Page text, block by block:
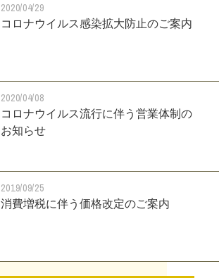
2020/04/29
コロナウイルス感染拡大防止のご案内
2020/04/08
コロナウイルス流行に伴う営業体制の
お知らせ
2019/09/25
消費増税に伴う価格改定のご案内